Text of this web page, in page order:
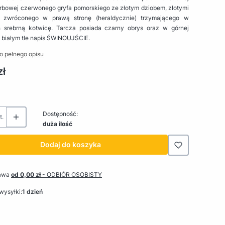
czerwonego gryfa pomorskiego ze złotym dziobem, złotymi
zwróconego w prawą stronę (heraldycznie) trzymającego w
srebrną kotwicę. Tarcza posiada czarny obrys oraz w górnej
tle napis ŚWINOUJŚCIE.
pełnego opisu
Dostępność:
duża ilość
Dodaj do koszyka
od 0,00 zł- ODBIÓR OSOBISTY
1 dzień